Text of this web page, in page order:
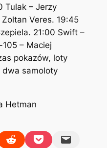
Tulak – Jerzy
Zoltan Veres. 19:45
21:00 Swift –
– Maciej
pokazów, loty
dwa samoloty
Hetman
LinkedIn
Share on RedditShare on PocketEmail this Page